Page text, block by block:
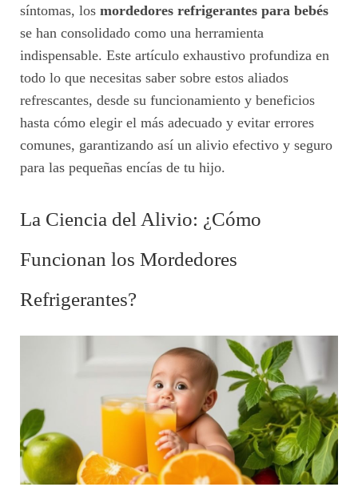
síntomas, los mordedores refrigerantes para bebés
se han consolidado como una herramienta
indispensable. Este artículo exhaustivo profundiza en
todo lo que necesitas saber sobre estos aliados
refrescantes, desde su funcionamiento y beneficios
hasta cómo elegir el más adecuado y evitar errores
comunes, garantizando así un alivio efectivo y seguro
para las pequeñas encías de tu hijo.
La Ciencia del Alivio: ¿Cómo
Funcionan los Mordedores
Refrigerantes?